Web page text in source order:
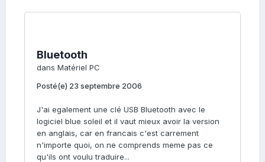
Bluetooth
dans Matériel PC
Posté(e) 23 septembre 2006
J'ai egalement une clé USB Bluetooth avec le
logiciel blue soleil et il vaut mieux avoir la version
en anglais, car en francais c'est carrement
n'importe quoi, on ne comprends meme pas ce
qu'ils ont voulu traduire...